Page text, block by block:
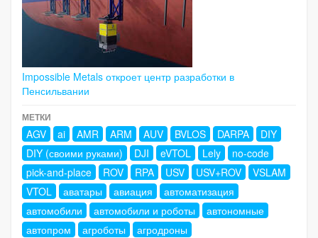
Impossible Metals откроет центр разработки в
Пенсильвании
МЕТКИ
AGV ai AMR ARM AUV BVLOS DARPA
DIY
DIY (своими руками)
DJI eVTOL Lely
no-code
pick-and-place
ROV RPA USV USV+ROV
VSLAM
VTOL
аватары авиация
автоматизация
автомобили
автомобили и роботы
автономные
автопром
агроботы
агродроны